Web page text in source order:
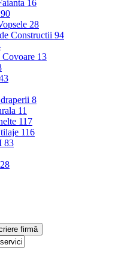
16
28
Constructii 94
Covoare 13
8
11
117
116
83
28
firmă